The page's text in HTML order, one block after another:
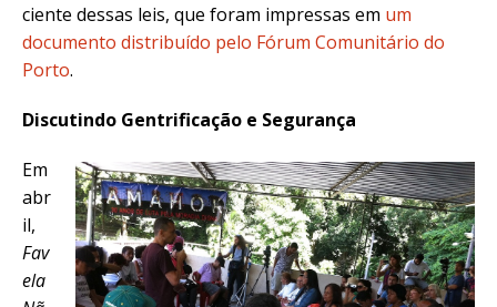
ciente dessas leis, que foram impressas em um
documento distribuído pelo Fórum Comunitário do
Porto.
Discutindo Gentrificação e Segurança
Em
abr
il,
Fav
ela